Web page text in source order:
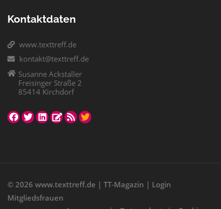
Kontaktdaten
www.texttreff.de
kontakt@texttreff.de
Susanne Ackstaller
Freisinger Straße 2
85414 Kirchdorf
© 2026 www.texttreff.de | TT-Magazin | Login
Mitgliedsfrauen